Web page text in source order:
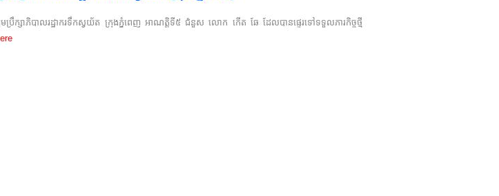
សាភិបាលរដ្ឋាករទឹកស្វយ័ត ក្រុងភ្នំពេញ អាណត្តិទី៥ ជំនួស លោក កើត ឆែ ដែលបានផ្ទេរទៅទទួលភារកិច្ចថ្មី